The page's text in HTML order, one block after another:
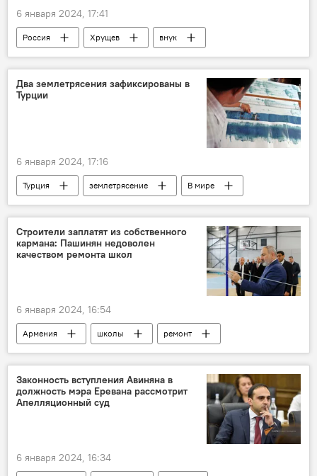
6 января 2024, 17:41
Россия Хрущев внук
Два землетрясения зафиксированы в
Турции
6 января 2024, 17:16
Турция землетрясение В мире
Строители заплатят из собственного
кармана: Пашинян недоволен
качеством ремонта школ
6 января 2024, 16:54
Армения школы
ремонт
Пашинян Никол
Политика
Новости Армения
Законность вступления Авиняна в
должность мэра Еревана рассмотрит
Апелляционный суд
6 января 2024, 16:34